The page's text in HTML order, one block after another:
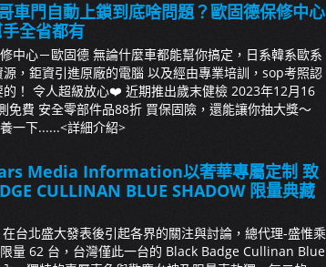
車門自動上鎖到底啥問題？歐固德保修中心
全省都有
中心－歐固德 無論什麼車都能幫你搞定，日系韓系歐系
，鉅資引進原廠的電腦 以及經由專業培訓，sop考照認
！ 令人超級放心❤️ 近期推出歲末健檢 2023年12月16
免費 安全零部件品88折 買保固險，還能讓你抽大獎～
一下......<詳細介紹>
Media Information以奢華專屬定制 致
CULLINAN BLUE SHADOW 限量典藏
台北盛大發表後引起各界的關注與討論，總代理-盛惟乘
量 62 台，台灣僅此一台的 Black Badge Cullinan Blue